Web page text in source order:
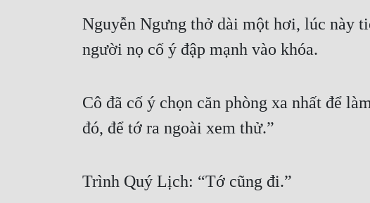
Nguyễn Ngưng thở dài một hơi, lúc này
người nọ cố ý đập mạnh vào khóa.
Cô đã cố ý chọn căn phòng xa nhất để
đó, để tớ ra ngoài xem thử.”
Trình Quý Lịch: “Tớ cũng đi.”